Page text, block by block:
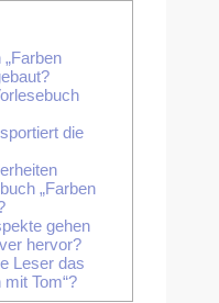
die
„Farben
gehen
hervor?
Leser das
Tom“?